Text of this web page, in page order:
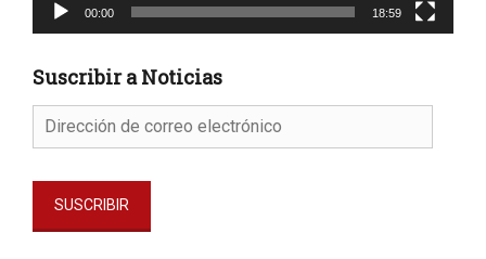
00:00 18:59
Suscribir a Noticias
Dirección
electrónico
SUSCRIBIR